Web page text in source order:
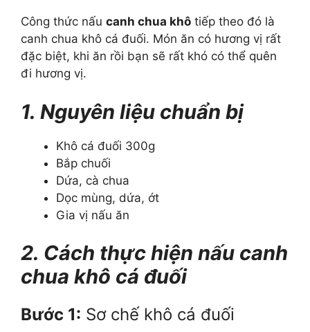
Công thức nấu canh chua khô tiếp theo đó là
canh chua khô cá đuối. Món ăn có hương vị rất
đặc biệt, khi ăn rồi bạn sẽ rất khó có thể quên
đi hương vị.
1. Nguyên liệu chuẩn bị
Khô cá đuối 300g
Bắp chuối
Dứa, cà chua
Dọc mùng, dứa, ớt
Gia vị nấu ăn
2. Cách thực hiện nấu canh
chua khô cá đuối
Bước 1: Sơ chế khô cá đuối